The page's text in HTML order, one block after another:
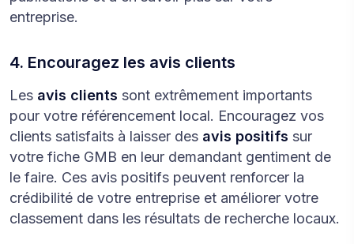
entreprise.
4. Encouragez les avis clients
Les avis clients sont extrêmement importants
pour votre référencement local. Encouragez vos
clients satisfaits à laisser des avis positifs sur
votre fiche GMB en leur demandant gentiment de
le faire. Ces avis positifs peuvent renforcer la
crédibilité de votre entreprise et améliorer votre
classement dans les résultats de recherche locaux.